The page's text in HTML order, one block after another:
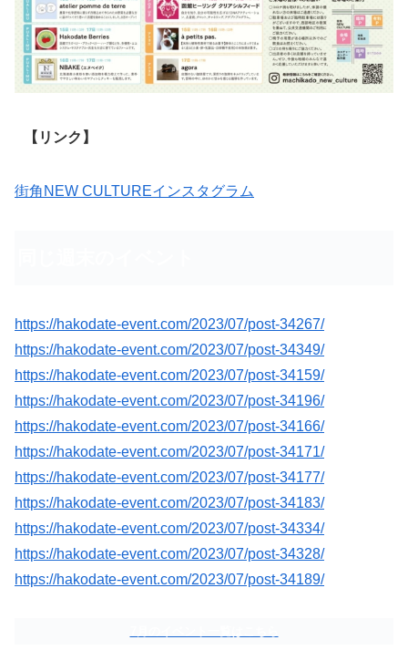
【リンク】
街角NEW CULTUREインスタグラム
https://hakodate-event.com/2023/07/post-34267/
https://hakodate-event.com/2023/07/post-34349/
https://hakodate-event.com/2023/07/post-34159/
https://hakodate-event.com/2023/07/post-34196/
https://hakodate-event.com/2023/07/post-34166/
https://hakodate-event.com/2023/07/post-34171/
https://hakodate-event.com/2023/07/post-34177/
https://hakodate-event.com/2023/07/post-34183/
https://hakodate-event.com/2023/07/post-34334/
https://hakodate-event.com/2023/07/post-34328/
https://hakodate-event.com/2023/07/post-34189/